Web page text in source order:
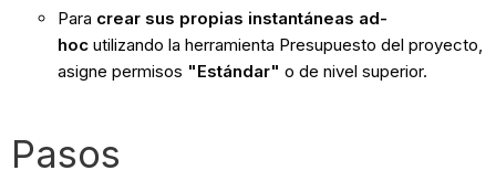
Para crear sus propias instantáneas ad-
hoc utilizando la herramienta Presupuesto del proyecto,
asigne permisos "Estándar" o de nivel superior.
Pasos